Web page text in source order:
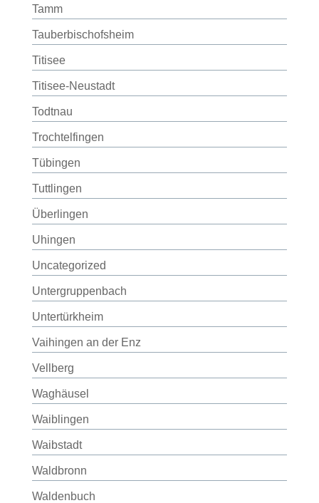
Tamm
Tauberbischofsheim
Titisee
Titisee-Neustadt
Todtnau
Trochtelfingen
Tübingen
Tuttlingen
Überlingen
Uhingen
Uncategorized
Untergruppenbach
Untertürkheim
Vaihingen an der Enz
Vellberg
Waghäusel
Waiblingen
Waibstadt
Waldbronn
Waldenbuch